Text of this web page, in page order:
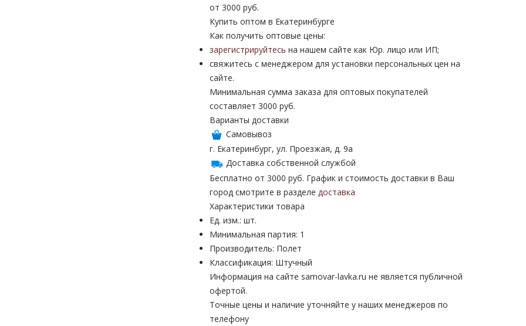
от 3000 руб.
Купить оптом в Екатеринбурге
Как получить оптовые цены:
зарегистрируйтесь на нашем сайте как Юр. лицо или ИП;
свяжитесь с менеджером для установки персональных цен на
сайте.
Минимальная сумма заказа для оптовых покупателей
составляет 3000 руб.
Варианты доставки
Самовывоз
г. Екатеринбург, ул. Проезжая, д. 9а
Доставка собственной службой
Бесплатно от 3000 руб. График и стоимость доставки в Ваш
город смотрите в разделе доставка
Характеристики товара
Ед. изм.: шт.
Минимальная партия: 1
Производитель: Полет
Классификация: Штучный
Информация на сайте samovar-lavka.ru не является публичной
офертой.
Точные цены и наличие уточняйте у наших менеджеров по
телефону